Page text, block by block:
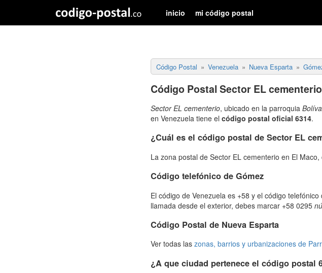
inicio mi código postal
Código Postal Venezuela Nueva Esparta
Código Postal Sector EL
Sector EL cementerio, ubicado en la parroquia
en Venezuela tiene el código postal oficial 6314.
¿Cuál es el código postal de Sector EL
La zona postal de Sector EL cementerio en El
Código telefónico de Gómez
El código de Venezuela es +58 y el código
llamada desde el exterior, debes marcar +58 0295
Código Postal de Nueva Esparta
Ver todas las zonas, barrios y urbanizaciones de
¿A que ciudad pertenece el código postal